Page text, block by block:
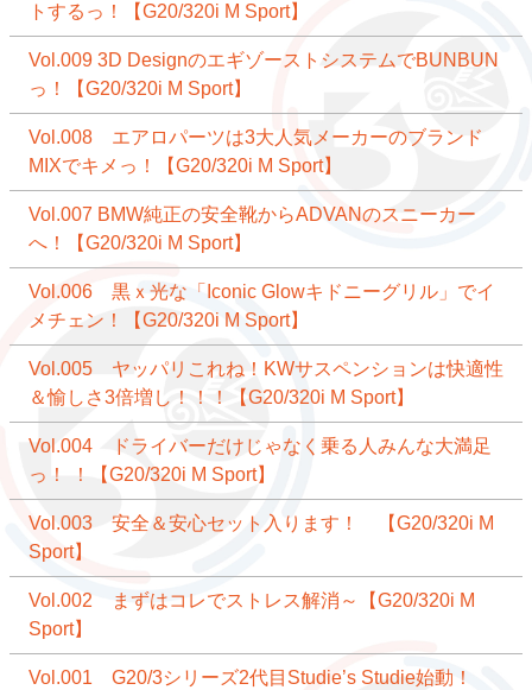
トするっ！【G20/320i M Sport】
Vol.009 3D DesignのエギゾーストシステムでBUNBUN
っ！【G20/320i M Sport】
Vol.008 エアロパーツは3大人気メーカーのブランド
MIXでキメっ！【G20/320i M Sport】
Vol.007 BMW純正の安全靴からADVANのスニーカー
へ！【G20/320i M Sport】
Vol.006 黒ｘ光な「Iconic Glowキドニーグリル」でイ
メチェン！【G20/320i M Sport】
Vol.005 ヤッパリこれね！KWサスペンションは快適性
＆愉しさ3倍増し！！！【G20/320i M Sport】
Vol.004 ドライバーだけじゃなく乗る人みんな大満足
っ！ ！【G20/320i M Sport】
Vol.003 安全＆安心セット入ります！ 【G20/320i M
Sport】
Vol.002 まずはコレでストレス解消～【G20/320i M
Sport】
Vol.001 G20/3シリーズ2代目Studie’s Studie始動！